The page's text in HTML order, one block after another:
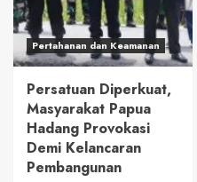
Pertahanan dan Keamanan
Persatuan Diperkuat,
Masyarakat Papua
Hadang Provokasi
Demi Kelancaran
Pembangunan